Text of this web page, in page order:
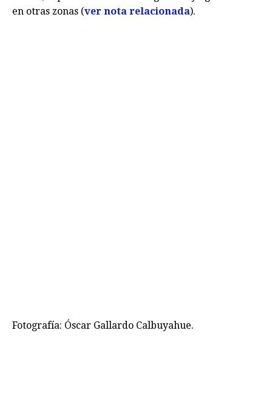
en otras zonas (ver nota relacionada).
Fotografía: Óscar Gallardo Calbuyahue.